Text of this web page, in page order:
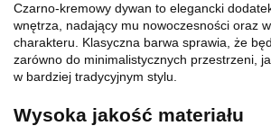
Czarno-kremowy dywan to elegancki
wnętrza, nadający mu nowoczesności oraz
charakteru. Klasyczna barwa sprawia, że
zarówno do minimalistycznych przestrzeni,
w bardziej tradycyjnym stylu.
Wysoka jakość materiału